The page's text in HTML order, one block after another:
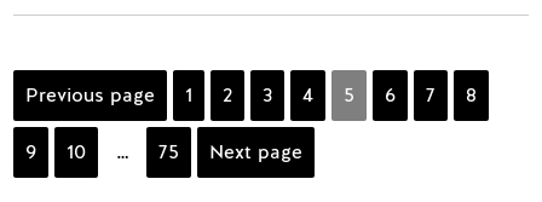
encuentra sus espacios políticos sin ser tachada
Posts
navigation
Previous page Page
1 Page
2 Page
3 Page
4 Page
5 Page
6 Page
7 Page
8
Page
9 Page
10 … Page
75 Next page